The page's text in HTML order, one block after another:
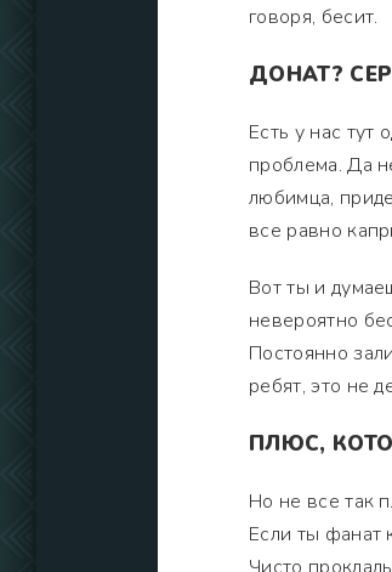
говоря, бесит.
ДОНАТ?
Есть у нас тут
проблема. Да
любимца,
все равно
Вот ты и
невероятно
Постоянно
ребят, это не
ПЛЮС,
Но не все так
Если ты фанат